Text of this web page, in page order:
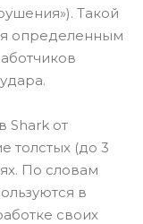
Такой
определенным
Shark от
толстых (до 3
По словам
в
своих